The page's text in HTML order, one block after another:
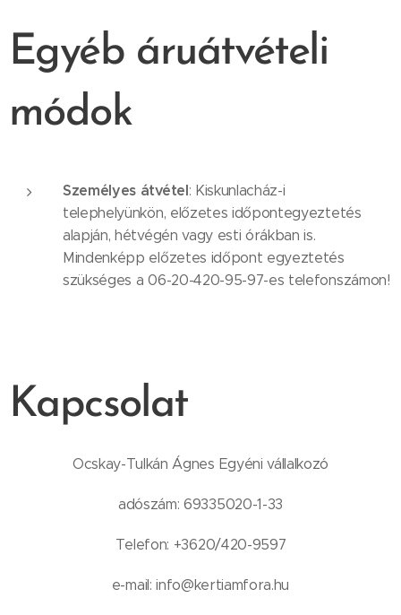
Egyéb áruátvételi
módok
Személyes átvétel: Kiskunlacház-i
telephelyünkön, előzetes időpontegyeztetés
alapján, hétvégén vagy esti órákban is.
Mindenképp előzetes időpont egyeztetés
szükséges a 06-20-420-95-97-es telefonszámon!
Kapcsolat
Ocskay-Tulkán Ágnes Egyéni vállalkozó
adószám: 69335020-1-33
Telefon: +3620/420-9597
e-mail: info@kertiamfora.hu